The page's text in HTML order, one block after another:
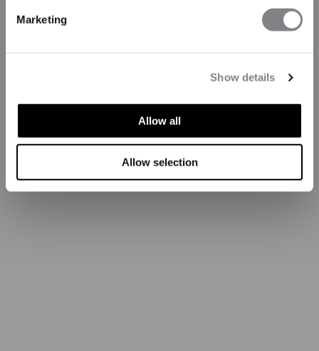
Marketing
Show details
Allow all
Allow selection